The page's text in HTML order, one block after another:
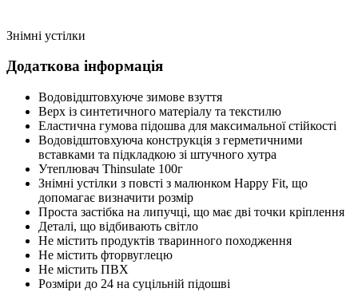
Знімні устілки
Додаткова інформація
Водовідштовхуюче зимове взуття
Верх із синтетичного матеріалу та текстилю
Еластична гумова підошва для максимальної стійкості
Водовідштовхуюча конструкція з герметичними
вставками та підкладкою зі штучного хутра
Утеплювач Thinsulate 100г
Знімні устілки з повсті з малюнком Happy Fit, що
допомагає визначити розмір
Проста застібка на липучці, що має дві точки кріплення
Деталі, що відбивають світло
Не містить продуктів тваринного походження
Не містить фторвуглецю
Не містить ПВХ
Розміри до 24 на суцільній підошві